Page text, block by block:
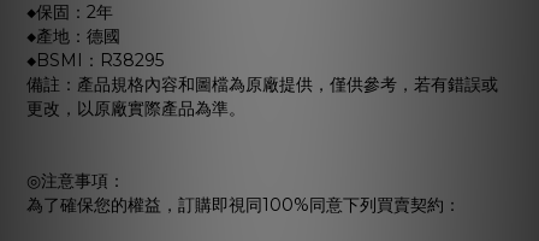
◆保固：2年
◆產地：德國
◆BSMI：R38295
備註：產品規格內容和圖檔為原廠提供，僅供參考，若有錯誤或
更改，以原廠實際產品為準。
◎注意事項：
為了確保您的權益，訂購即視同100%同意下列買賣契約：